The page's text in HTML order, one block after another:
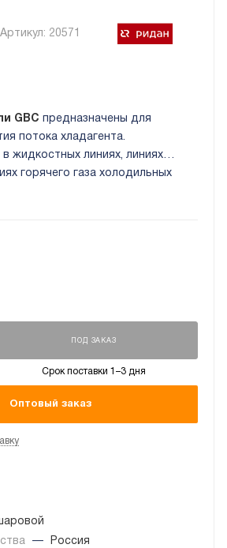
Артикул: 20571
GBC предназначены для
потока хладагента.
жидкостных линиях, линиях
горячего газа холодильных
кондиционирования воздуха.
ПОД ЗАКАЗ
Срок поставки 1–3 дня
Оптовый заказ
—
Россия